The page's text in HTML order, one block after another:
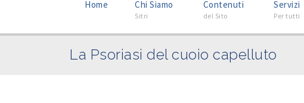
Home Chi Siamo
Sitri
Contenuti
del Sito
Servizi
Per tutti
La Psoriasi del cuoio capelluto